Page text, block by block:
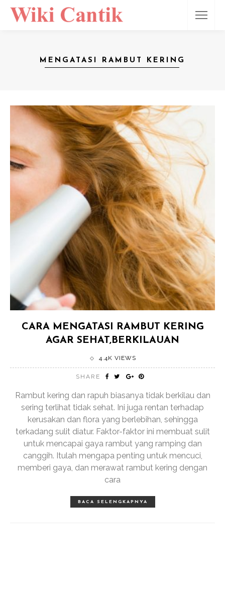
MENGATASI RAMBUT KERING
CARA MENGATASI RAMBUT KERING
AGAR SEHAT,BERKILAUAN
4.4K VIEWS
SHARE
Rambut kering dan rapuh biasanya tidak berkilau dan
sering terlihat tidak sehat. Ini juga rentan terhadap
kerusakan dan flora yang berlebihan, sehingga
terkadang sulit diatur. Faktor-faktor ini membuat sulit
untuk mencapai gaya rambut yang ramping dan
canggih. Itulah mengapa penting untuk mencuci,
memberi gaya, dan merawat rambut kering dengan
cara
BACA SELENGKAPNYA